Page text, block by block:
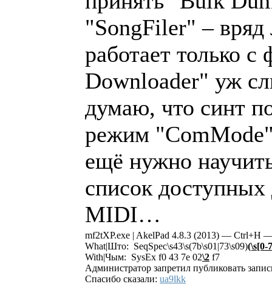
"SongFiler" – вряд
работает только
Downloader" уж
думаю, что синт
режим
ещё нужно
список доступных
MIDI…
mf2tXP.exe | AkelPad 4.8.3 (2013) — Ctrl+H
What|Што: SeqSpec\s43\s(7b\s01|73\s09)(\s[0-
With|Чым: SysEx f0 43 7e 02\2 f7
Администратор запретил публиковать
Спасибо сказали: ua9lkk